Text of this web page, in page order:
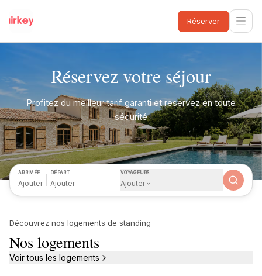
Réserver
Réservez votre séjour
Profitez du meilleur tarif garanti et reservez en toute
sécurité
ARRIVÉE
Ajouter
DÉPART
Ajouter
VOYAGEURS
Ajouter
Découvrez nos logements de standing
Nos logements
Voir tous les logements